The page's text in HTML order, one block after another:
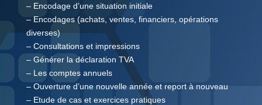
– Encodage d’une situation initiale
– Encodages (achats, ventes, financiers, opérations
diverses)
– Consultations et impressions
– Générer la déclaration TVA
– Les comptes annuels
– Ouverture d’une nouvelle année et report à nouveau
– Etude de cas et exercices pratiques